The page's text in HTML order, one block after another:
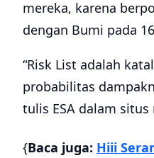
mereka, karena
dengan Bumi pada
“Risk List adalah
probabilitas
tulis ESA dalam situs
{Baca juga: Hiii